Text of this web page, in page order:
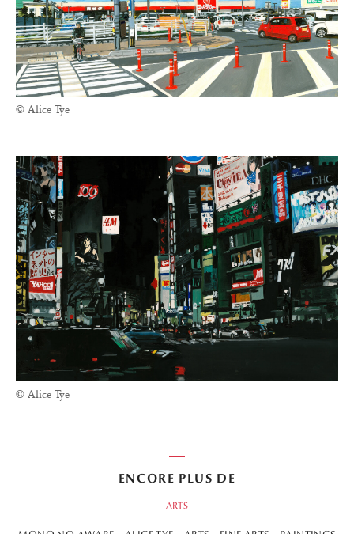
© Alice Tye
© Alice Tye
ENCORE PLUS DE
ARTS